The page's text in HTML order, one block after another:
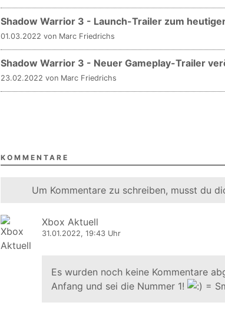
Shadow Warrior 3 - Launch-Trailer zum
01.03.2022 von Marc Friedrichs
Shadow Warrior 3 - Neuer Gameplay-Trailer
23.02.2022 von Marc Friedrichs
KOMMENTARE
Um Kommentare zu schreiben, musst du
Xbox Aktuell
31.01.2022, 19:43 Uhr
Es wurden noch keine Kommentare
Anfang und sei die Nummer 1!